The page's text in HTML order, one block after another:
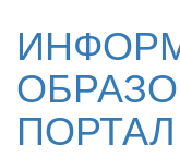
ПОРТАЛ